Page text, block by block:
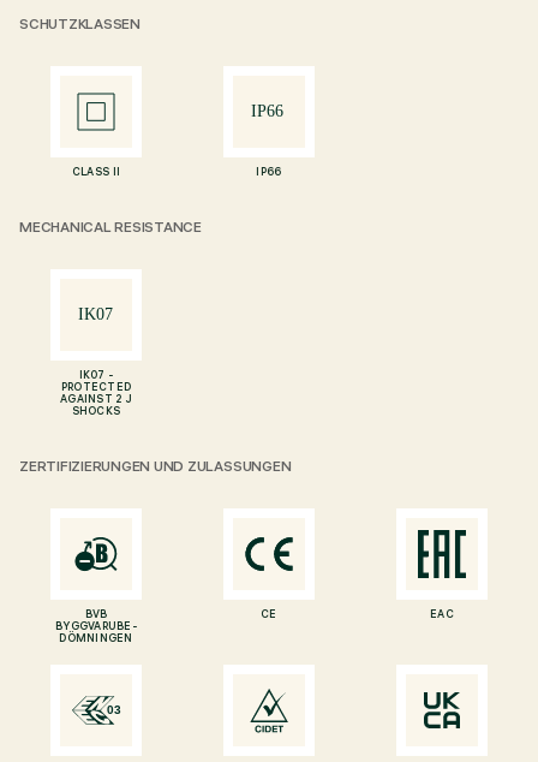
SCHUTZKLASSEN
CLASS II IP66
MECHANICAL RESISTANCE
IK07 -
PROTECTED
AGAINST 2 J
SHOCKS
ZERTIFIZIERUNGEN UND ZULASSUNGEN
BVB
BYGGVARUBE-
DÖMNINGEN
CE EAC